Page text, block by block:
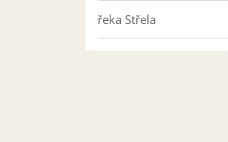
řeka Střela